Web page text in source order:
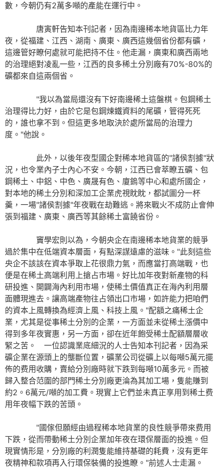
數，今朝仍有2萬多噸的產能在運行中。
唐寅軒告知本刊記者，因為南邊稀本地貨區比力年
夜，從福建、江西、湖南、廣東、廣西這幾個省份都有礦，
這邊管好瞭何處就可能把持不住。他走漏，廣東和廣西兩地
的治理絕對凌亂一些，江西的良多稀土分別廠有70%-80%的
礦都來自這兩個省。
"我以為當局還沒有下好南邊稀土這盤棋。包鋼稀土
治理得比力好，由於它是包鋼煉鐵資料的尾礦，管得死死
的，誰也拿不到。但這更多地取決於處所當局的治理力
度。"他說。
此外，以後年夜型國企對稀本地貨區的"諸侯割據"狀
況，也令業內子士內心不安。今朝，江西已會萃瞭五礦、包
鋼稀土、中鋁、中色、廣晟有色、廈鎢等中心和處所國企，
對本地的稀土分別和深加工企業虎視眈眈，都試圖分一杯
羹，一場"諸侯割據"年夜戰在劫難逃。將來戰火不成防止會伸
張到福建、廣東、廣西等其餘稀土富饒省份。
竇學宏則以為，今朝央企在南邊稀本地貨業的競爭
過於集中在低端資本層面，有點深謀遠慮的滋味。"此刻這些
央企不該該在資本爭取上花很鼎力氣，而應當打高端戰，也
便是在稀土高端利用上搶占市場。好比加年夜對新產物的科
研投進、開闢海內利用市場，使稀土價值真正在海內利用層
面體現進去。讓高端產物往占領出口市場，如許能力把咱們
的資本上風轉換為經濟上風、科技上風。"配額之痛稀土企
業，尤其是從事稀土分別的企業，一方面並未從稀土漲價中
得到多年夜實惠，另一方面，卻在近年飽受稀土配額層層收
緊之苦。 一位認識業底細況的人士告知本刊記者，因為采
礦企業在源頭上的壟斷位置，礦業公司從礦上以每噸5萬元擺
佈的费用收購，賣給分別廠時就下跌到每噸10萬多元。而被
歸入整合范圍的部門稀土分別廠更淪為其加工場，隻能賺到
約2。6萬元/噸的加工費。現實上它們並未真正享用到稀土费
用年夜幅下跌的苦頭。
"國傢但願經由過程稀本地貨業的良性競爭帶來费用
下跌，從而帶動稀土分別企業加年夜在環保層面的投進。但
現實情形是，分別廠的利潤隻能維持基礎的耗費，沒有更年
夜精神和款項再入行環保裝備的投進瞭。"前述人士走漏。